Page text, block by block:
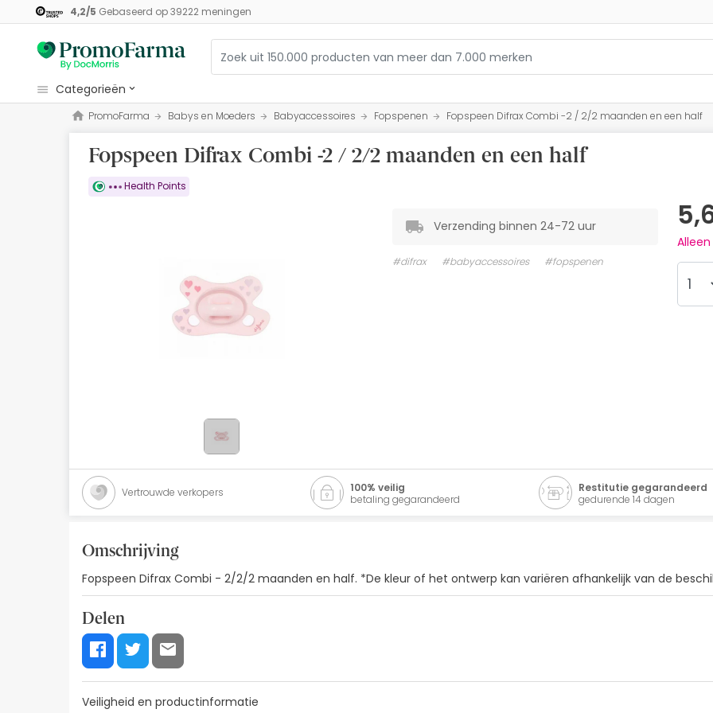
4,2/5 Gebaseerd op39222meningen
categorieën
Cosmetica
Gezondheid
Hygiëne
Beste verkopers
Health Points
PromoFarma Babys en Moeders Babyaccessoires Fopspenen Fopspeen Difrax Combi -2 / 2/2 maanden en een half
Fopspeen Difrax Combi -2 / 2/2 maanden en een half
Health Points
Alleen
Verzending binnen 24-72 uur
#difrax #babyaccessoires #fopspenen
Vertrouwde verkopers
100% veilig
betaling gegarandeerd
Restitutie gegarandeerd
gedurende 14 dagen
Omschrijving
Fopspeen Difrax Combi - 2/2/2 maanden en half. *De kleur of het ontwerp kan variëren afhankelijk van de
Delen
Veiligheid en productinformatie